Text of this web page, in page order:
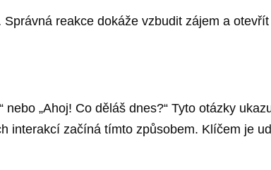
reakce dokáže vzbudit zájem a
„Ahoj! Co děláš dnes?“ Tyto otázky
interakcí začíná tímto způsobem. Klíčem je